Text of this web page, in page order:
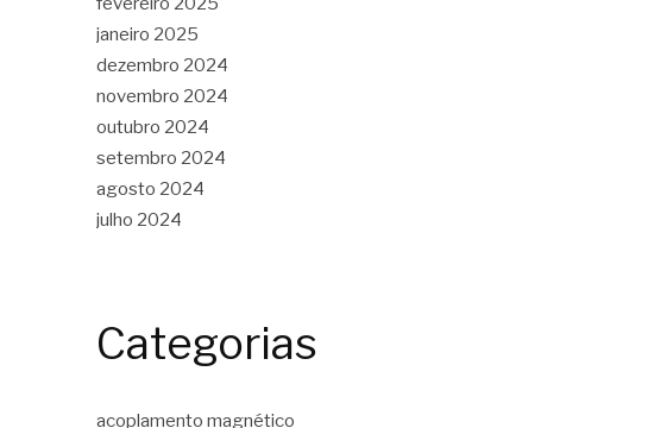
janeiro 2025
dezembro 2024
novembro 2024
outubro 2024
setembro 2024
agosto 2024
julho 2024
Categorias
acoplamento magnético